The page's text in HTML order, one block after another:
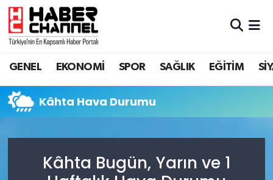
GENEL EKONOMİ SPOR SAĞLIK EĞİTİM
Kâhta Hava Durumu
Kâhta Bugün, Yarın ve 1
GENEL
SPOR
SAĞLIK
EĞİTİM
Nöbetçi Eczaneler
Trafik Durumu
Süper Lig Puan Durumu ve Fikstür
Tüm Manşetler